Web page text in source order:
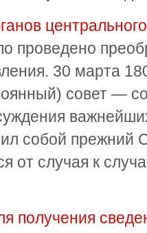
проведено
30 марта
совет —
собой прежний
от случая к
получения